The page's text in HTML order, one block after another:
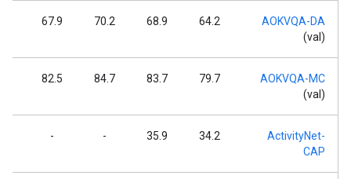
AOKVQA-DA
(val)
64.2
68.9
70.2
67.9
AOKVQA-MC
(val)
79.7
83.7
84.7
82.5
ActivityNet-
CAP
34.2
35.9
-
-